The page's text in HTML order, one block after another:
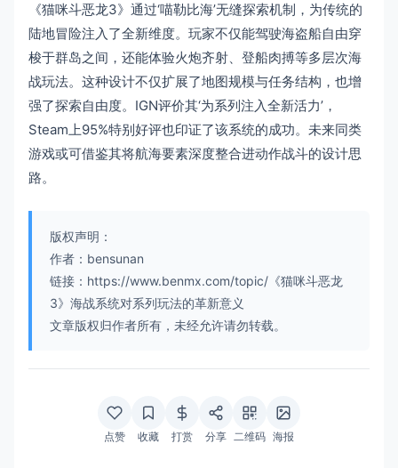
《猫咪斗恶龙3》通过‘喵勒比海’无缝探索机制，为传统的
陆地冒险注入了全新维度。玩家不仅能驾驶海盗船自由穿
梭于群岛之间，还能体验火炮齐射、登船肉搏等多层次海
战玩法。这种设计不仅扩展了地图规模与任务结构，也增
强了探索自由度。IGN评价其‘为系列注入全新活力’，
Steam上95%特别好评也印证了该系统的成功。未来同类
游戏或可借鉴其将航海要素深度整合进动作战斗的设计思
路。
版权声明：
作者：bensunan
链接：https://www.benmx.com/topic/《猫咪斗恶龙
3》海战系统对系列玩法的革新意义
文章版权归作者所有，未经允许请勿转载。
点赞 收藏 打赏 分享 二维码 海报